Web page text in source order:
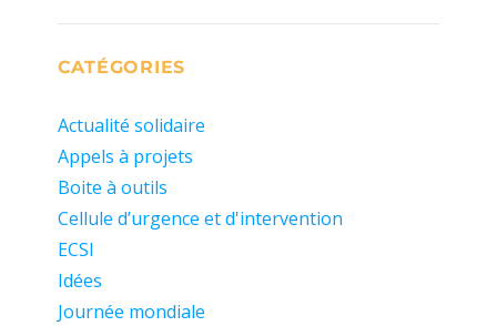
CATÉGORIES
Actualité solidaire
Appels à projets
Boite à outils
Cellule d’urgence et d'intervention
ECSI
Idées
Journée mondiale